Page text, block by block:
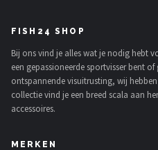
Salmo
Rapala
PB Products
Fox Rage
FISH24 SHOP
Bij ons vind je alles wat je nodig hebt
een gepassioneerde sportvisser bent
ontspannende visuitrusting, wij
collectie vind je een breed scala aan
accessoires.
MERKEN